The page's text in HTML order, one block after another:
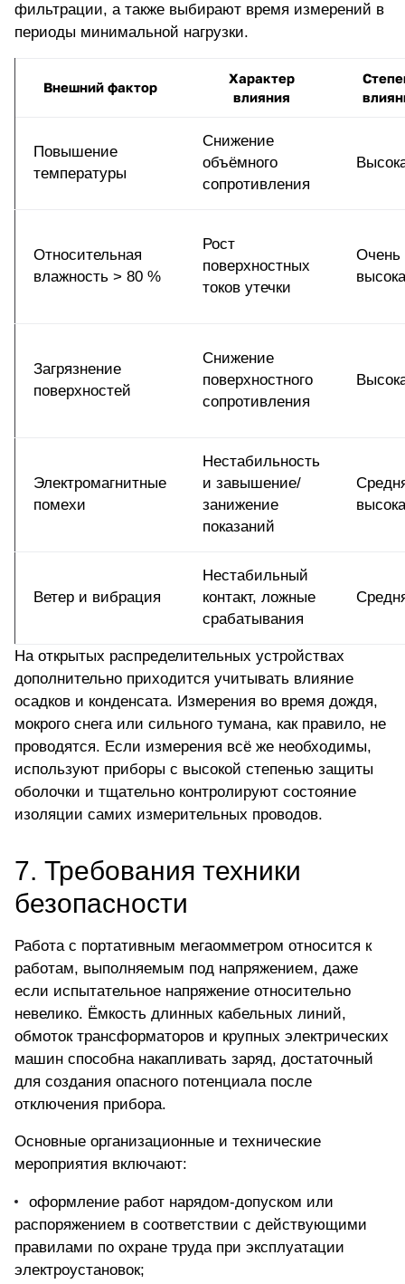
фильтрации, а также выбирают время измерений в
периоды минимальной нагрузки.
Внешний фактор
Характер
влияния
Повышение
температуры
Снижение
объёмного
сопротивления
Относительная
влажность > 80 %
Рост
поверхностных
токов утечки
Очень
Загрязнение
поверхностей
Снижение
поверхностного
сопротивления
Электромагнитные
помехи
Нестабильность
и завышение/
занижение
показаний
Ветер и вибрация
Нестабильный
контакт, ложные
срабатывания
На открытых распределительных устройствах
дополнительно приходится учитывать влияние
осадков и конденсата. Измерения во время дождя,
мокрого снега или сильного тумана, как правило, не
проводятся. Если измерения всё же необходимы,
используют приборы с высокой степенью защиты
оболочки и тщательно контролируют состояние
изоляции самих измерительных проводов.
7. Требования техники
безопасности
Работа с портативным мегаомметром относится к
работам, выполняемым под напряжением, даже
если испытательное напряжение относительно
невелико. Ёмкость длинных кабельных линий,
обмоток трансформаторов и крупных электрических
машин способна накапливать заряд, достаточный
для создания опасного потенциала после
отключения прибора.
Основные организационные и технические
мероприятия включают:
оформление работ нарядом-допуском или
распоряжением в соответствии с действующими
правилами по охране труда при эксплуатации
электроустановок;